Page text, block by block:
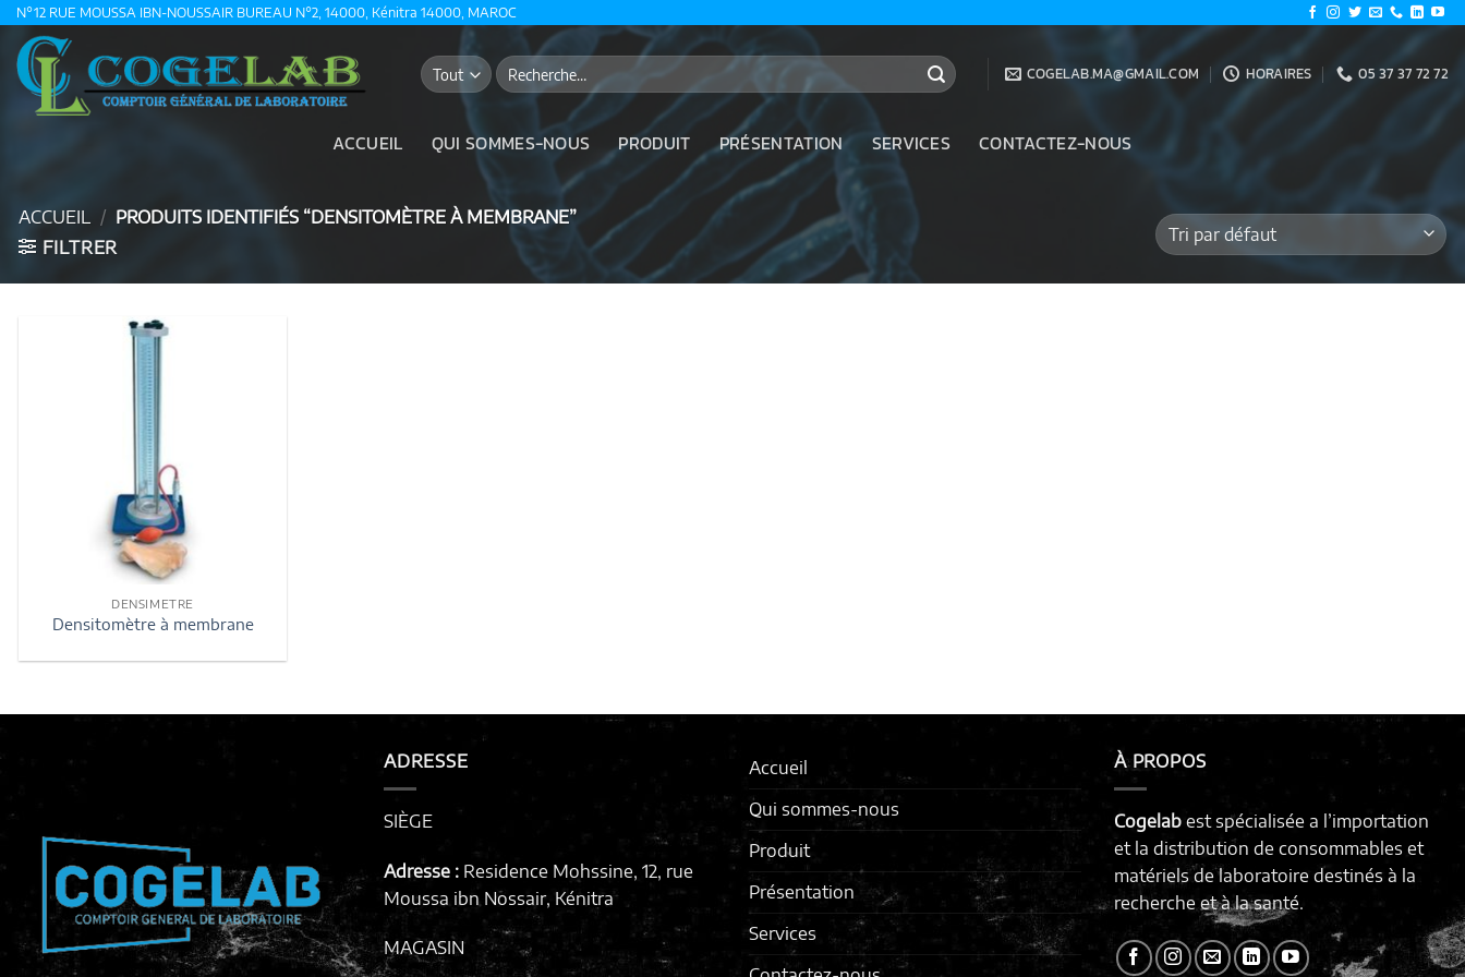
Passer
contenu
N°12 RUE MOUSSA IBN-NOUSSAIR BUREAU N°2, 14000, Kénitra 14000, MAROC
Recherche
pour :
COGELAB.MA@GMAIL.COM HORAIRES 05 37 37 72 72
ACCUEIL QUI SOMMES-NOUS PRODUIT PRÉSENTATION SERVICES CONTACTEZ-NOUS
ACCUEIL / PRODUITS IDENTIFIÉS “DENSITOMÈTRE À MEMBRANE”
FILTRER
DENSIMETRE
Densitomètre à membrane
ADRESSE
SIÈGE
Adresse : Residence Mohssine, 12, rue
Moussa ibn Nossair, Kénitra
MAGASIN
Accueil
Qui sommes-nous
Produit
Présentation
Services
À PROPOS
Cogelab est spécialisée a l’importation
et la distribution de consommables et
matériels de laboratoire destinés à la
recherche et à la santé.